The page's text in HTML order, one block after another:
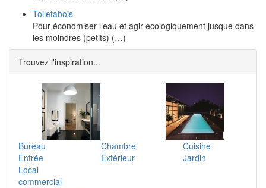
Toiletabois
Pour économiser l’eau et agir écologiquement jusque dans
les moindres (petits) (…)
Trouvez l'inspiration...
Bureau Chambre
Cuisine
Entrée
Extérieur
Jardin
Local
commercial